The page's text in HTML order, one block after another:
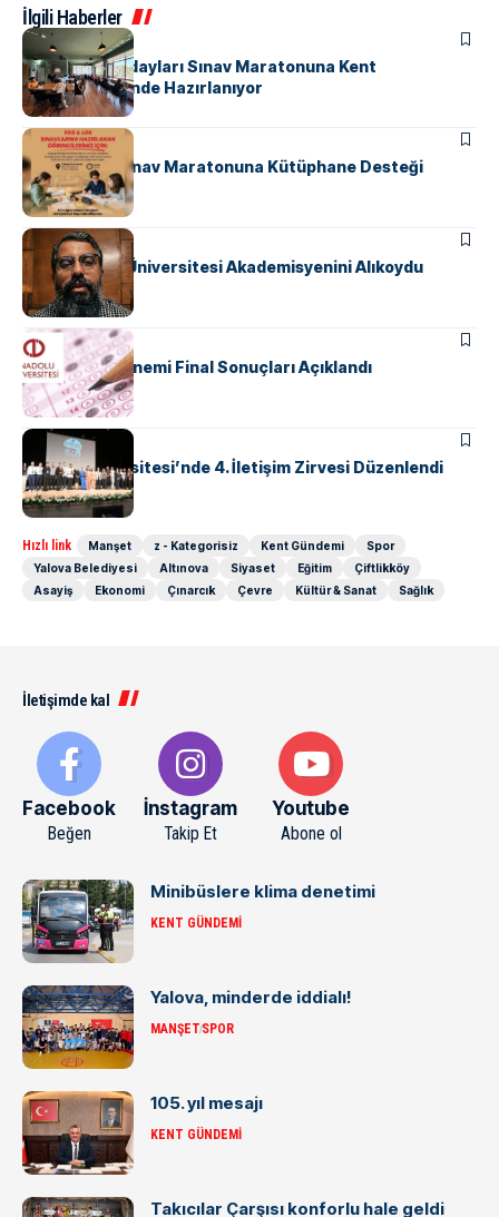
İlgili Haberler
EĞITIM
YKS ve LGS Adayları Sınav Maratonuna Kent
Kütüphanesi’nde Hazırlanıyor
ALTINOVAEĞITIM
Subaşı’nda Sınav Maratonuna Kütüphane Desteği
GÜNDEM
İsrail, Yalova Üniversitesi Akademisyenini Alıkoydu
EĞITIM
AÖF Bahar Dönemi Final Sonuçları Açıklandı
EĞITIM
Yalova Üniversitesi’nde 4. İletişim Zirvesi Düzenlendi
Hızlı link Manşet z - Kategorisiz Kent Gündemi
Spor
Yalova Belediyesi
Altınova Siyaset Eğitim
Çiftlikköy
Asayiş
Ekonomi Çınarcık Çevre Kültür & Sanat Sağlık
İletişimde kal
Facebook
Beğen
İnstagram
Takip Et
Youtube
Abone ol
Minibüslere klima denetimi
KENT GÜNDEMI
Yalova, minderde iddialı!
MANŞETSPOR
105. yıl mesajı
KENT GÜNDEMI
Takıcılar Çarşısı konforlu hale geldi